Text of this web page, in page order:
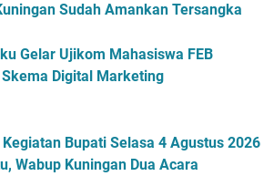
Sudah Amankan Tersangka
Gelar Ujikom Mahasiswa FEB
Skema Digital Marketing
Bupati Selasa 4 Agustus 2026
Wabup Kuningan Dua Acara